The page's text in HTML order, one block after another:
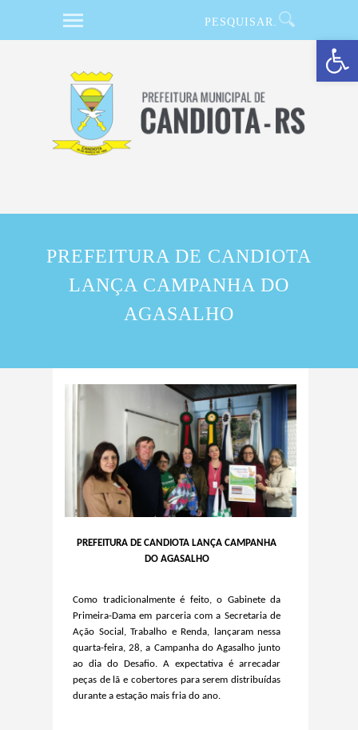
Barra de Ferramentas Aberta
PREFEITURA DE CANDIOTA
LANÇA CAMPANHA DO
AGASALHO
PREFEITURA DE CANDIOTA LANÇA CAMPANHA
DO AGASALHO
Como tradicionalmente é feito, o Gabinete da
Primeira-Dama em parceria com a Secretaria de
Ação Social, Trabalho e Renda, lançaram nessa
quarta-feira, 28, a Campanha do Agasalho junto
ao dia do Desafio. A expectativa é arrecadar
peças de lã e cobertores para serem distribuídas
durante a estação mais fria do ano.